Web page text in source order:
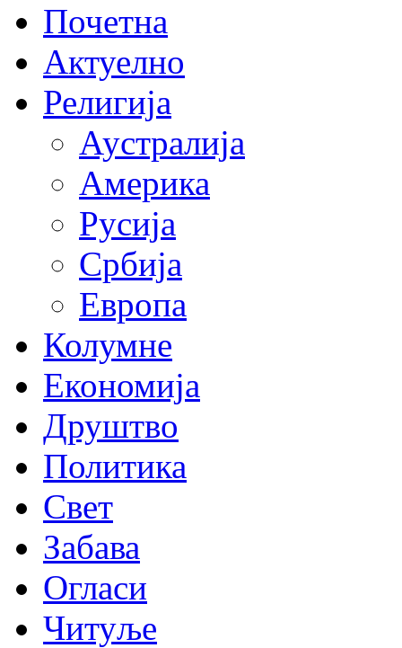
Почетна
Актуелно
Религија
Аустралија
Америка
Русија
Србија
Европа
Колумне
Економија
Друштво
Политика
Свет
Забава
Огласи
Читуље